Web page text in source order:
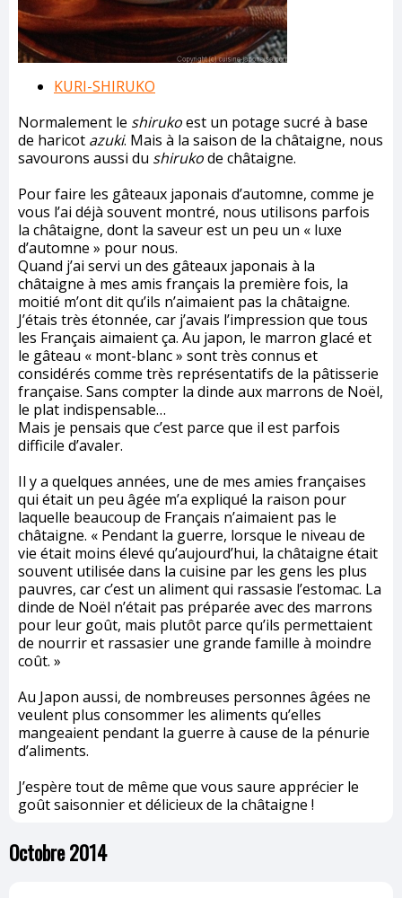
KURI-SHIRUKO
Normalement le shirukoest un potage sucré à base
de haricot azuki. Mais à la saison de la châtaigne, nous
savourons aussi du shirukode châtaigne.
Pour faire les gâteaux japonais d’automne, comme je
vous l’ai déjà souvent montré, nous utilisons parfois
la châtaigne, dont la saveur est un peu un « luxe
d’automne » pour nous.
Quand j’ai servi un des gâteaux japonais à la
châtaigne à mes amis français la première fois, la
moitié m’ont dit qu’ils n’aimaient pas la châtaigne.
J’étais très étonnée, car j’avais l’impression que tous
les Français aimaient ça. Au japon, le marron glacé et
le gâteau « mont-blanc » sont très connus et
considérés comme très représentatifs de la pâtisserie
française. Sans compter la dinde aux marrons de Noël,
le plat indispensable…
Mais je pensais que c’est parce que il est parfois
difficile d’avaler.
Il y a quelques années, une de mes amies françaises
qui était un peu âgée m’a expliqué la raison pour
laquelle beaucoup de Français n’aimaient pas le
châtaigne. « Pendant la guerre, lorsque le niveau de
vie était moins élevé qu’aujourd’hui, la châtaigne était
souvent utilisée dans la cuisine par les gens les plus
pauvres, car c’est un aliment qui rassasie l’estomac. La
dinde de Noël n’était pas préparée avec des marrons
pour leur goût, mais plutôt parce qu’ils permettaient
de nourrir et rassasier une grande famille à moindre
coût. »
Au Japon aussi, de nombreuses personnes âgées ne
veulent plus consommer les aliments qu’elles
mangeaient pendant la guerre à cause de la pénurie
d’aliments.
J’espère tout de même que vous saure apprécier le
goût saisonnier et délicieux de la châtaigne !
Octobre 2014